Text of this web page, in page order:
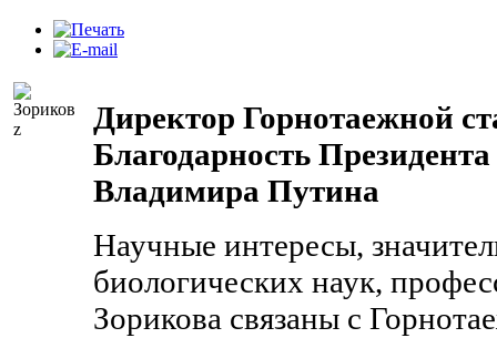
Директор Горнотаежной
Благодарность
Владимира Путина
Научные интересы,
биологических наук,
Зорикова связаны с